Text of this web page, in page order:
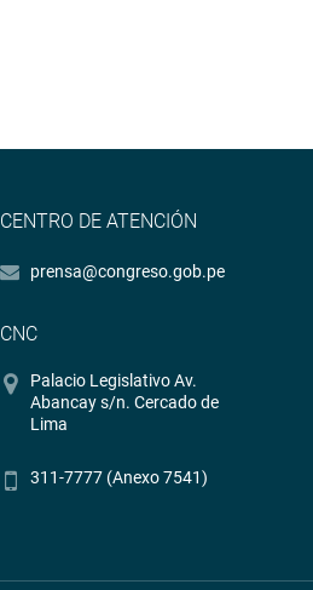
CENTRO DE ATENCIÓN
prensa@congreso.gob.pe
CNC
Palacio Legislativo Av.
Abancay s/n. Cercado de
Lima
311-7777 (Anexo 7541)